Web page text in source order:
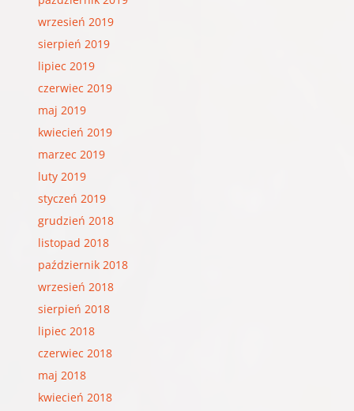
wrzesień 2019
sierpień 2019
lipiec 2019
czerwiec 2019
maj 2019
kwiecień 2019
marzec 2019
luty 2019
styczeń 2019
grudzień 2018
listopad 2018
październik 2018
wrzesień 2018
sierpień 2018
lipiec 2018
czerwiec 2018
maj 2018
kwiecień 2018